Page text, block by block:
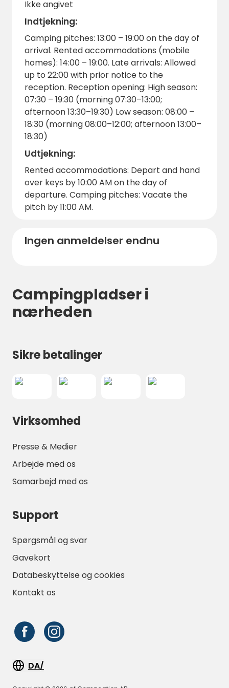
en central del af dagligdagen, hvilket skaber
et afslappet og socialt miljø.
Klimaet i regionen er generelt behageligt
om foråret og sommeren, hvilket gør det
perfekt til udendørs aktiviteter. Det kan
være nyttigt at have en bil, så man kan
udforske nærliggende landsbyer,
restauranter, butikker og turiststeder i sit
eget tempo.
Hvis du drømmer om en naturfokuseret
campingferie i Dordogne med adgang til
floden, familievenlige faciliteter og
komfortable autocamperpladser eller
hytter, tilbyder Camping du Pont de Vicq de
perfekte rammer. Sikr dig din plads, og
Ikke angivet
Indtjekning:
Camping pitches: 13:00 – 19:00 on the day of
arrival. Rented accommodations (mobile
homes): 14:00 – 19:00. Late arrivals: Allowed
up to 22:00 with prior notice to the
reception. Reception opening: High season:
07:30 – 19:30 (morning 07:30–13:00;
afternoon 13:30–19:30) Low season: 08:00 –
18:30 (morning 08:00–12:00; afternoon 13:00–
18:30)
Udtjekning:
Rented accommodations: Depart and hand
over keys by 10:00 AM on the day of
departure. Camping pitches: Vacate the
pitch by 11:00 AM.
Ingen anmeldelser endnu
Campingpladser i
nærheden
Sikre betalinger
Virksomhed
Presse & Medier
Arbejde med os
Samarbejd med os
Support
Spørgsmål og svar
Gavekort
Databeskyttelse og cookies
Kontakt os
DA/